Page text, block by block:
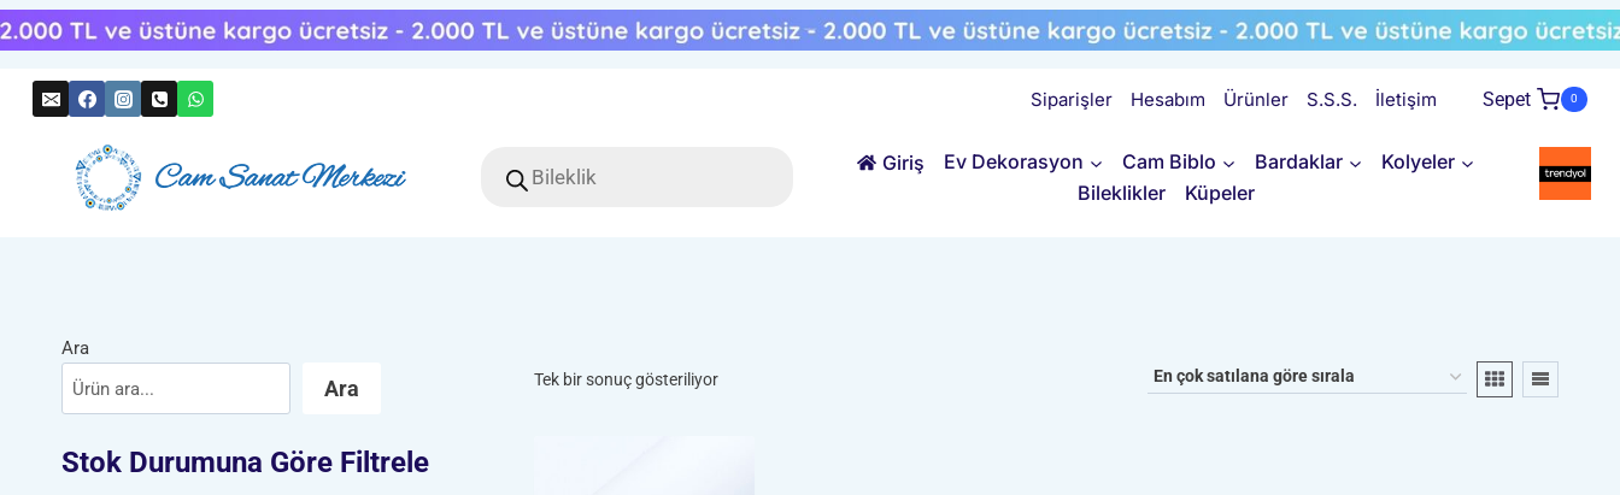
Skip
to
Siparişler Hesabım Ürünler S.S.S. İletişim Sepet 0
search
Giriş Ev Dekorasyon Cam Biblo Bardaklar
Kolyeler
Bileklikler
Küpeler
Tek bir sonuç gösteriliyor
Ara
Ara
Stok Durumuna Göre Filtrele